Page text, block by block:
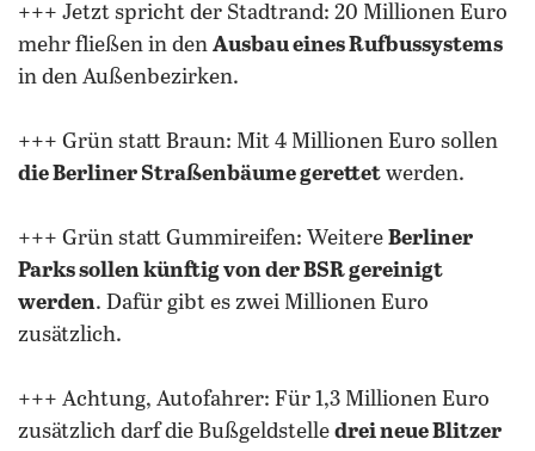
+++ Jetzt spricht der Stadtrand: 20 Millionen Euro
mehr fließen in den Ausbau eines Rufbussystems
in den Außenbezirken.
+++ Grün statt Braun: Mit 4 Millionen Euro sollen
die Berliner Straßenbäume gerettet werden.
+++ Grün statt Gummireifen: Weitere Berliner
Parks sollen künftig von der BSR gereinigt
werden. Dafür gibt es zwei Millionen Euro
zusätzlich.
+++ Achtung, Autofahrer: Für 1,3 Millionen Euro
zusätzlich darf die Bußgeldstelle drei neue Blitzer